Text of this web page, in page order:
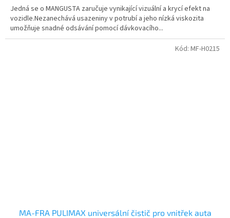
Jedná se o MANGUSTA zaručuje vynikající vizuální a krycí efekt na
vozidle.Nezanechává usazeniny v potrubí a jeho nízká viskozita
umožňuje snadné odsávání pomocí dávkovacího...
MA-FRA PULIMAX universální čistič pro vnitřek auta
Kód: MF-H0215